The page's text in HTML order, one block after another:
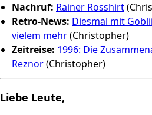
Nachruf: Rainer Rosshirt
Retro-News: Diesmal mit
vielem mehr(Christopher)
Zeitreise: 1996: Die
Reznor(Christopher)
Liebe Leute,